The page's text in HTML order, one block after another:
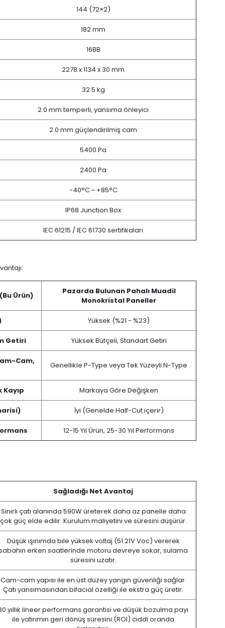
144 (72×2)
182 mm
16BB
2278 x 1134 x 30 mm
32.5 kg
2.0 mm temperli, yansıma önleyici
2.0 mm güçlendirilmiş cam
5400 Pa
2400 Pa
-40°C ~ +85°C
IP68 Junction Box
IEC 61215 / IEC 61730 sertifikaları
Ürün)
Pazarda Bulunan Pahalı Muadil
Monokristal Paneller
Yüksek (%21 - %23)
Getiri Yüksek Bütçeli, Standart Getiri
Cam, Genellikle P-Type veya Tek Yüzeyli N-Type
Kayıp Markaya Göre Değişken
İyi (Genelde Half-Cut içerir)
12-15 Yıl Ürün, 25-30 Yıl Performans
Sağladığı Net Avantaj
Sınırlı çatı alanında 590W üreterek daha az panelle daha
çok güç elde edilir. Kurulum maliyetini ve süresini düşürür.
Düşük ışınımda bile yüksek voltaj (51.21V Voc) vererek
erken saatlerinde motoru devreye sokar, sulama
süresini uzatır.
Cam-cam yapısı ile en üst düzey yangın güvenliği sağlar.
Çatı yansımasından bifacial özelliği ile ekstra güç üretir.
yıllık lineer performans garantisi ve düşük bozulma payı
ile yatırımın geri dönüş süresini (ROI) ciddi oranda